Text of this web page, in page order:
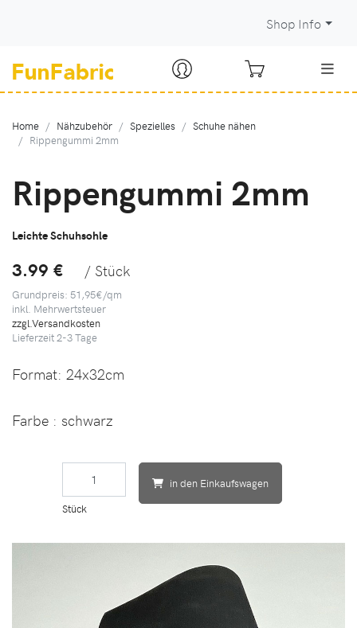
Shop Info
Home Nähzubehör Spezielles
Schuhe nähen
Rippengummi 2mm
Rippengummi 2mm
Leichte Schuhsohle
3.99 € / Stück
Grundpreis: 51,95€/qm
inkl. Mehrwertsteuer
zzgl.Versandkosten
Lieferzeit 2-3Tage
Format: 24x32cm
Farbe : schwarz
Stück
in den Einkaufswagen